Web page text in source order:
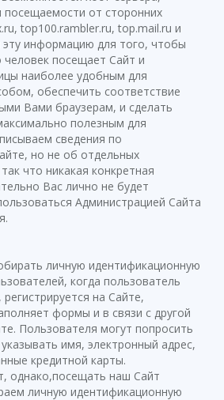
посещаемости от сторонних
top100.rambler.ru, top.mail.ru и
информацию для того, чтобы
человек посещает Сайт и
наиболее удобным для
обеспечить соответствие
Вами браузерам, и сделать
полезным для
сведения по
но не об отдельных
что никакая конкретная
Вас лично не будет
Администрацией Сайта
личную идентификационную
когда пользователь
на Сайте,
формы и в связи с другой
Пользователя могут попросить
имя, электронный адрес,
кредитной карты.
однако,посещать наш Сайт
личную идентификационную